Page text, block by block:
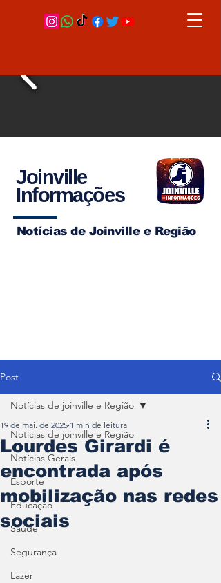
Joinville
Informações
Notícias de Joinville e Região
Post
Notícias de joinville e Região
Notícias Gerais
Esporte
Educação
Saúde
Segurança
Lazer
Notícias de joinville e Região
Lourdes Girardi é
encontrada após
mobilização nas redes
sociais
19 de mai. de 2025 1 min de leitura